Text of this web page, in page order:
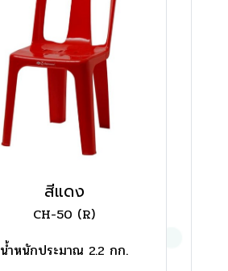
สีแดง
CH-50 (R)
น้ำหนักประมาณ 2.2 กก.